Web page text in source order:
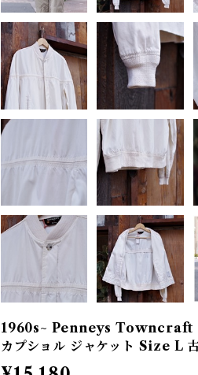
1960s~ Penneys Towncraft
カプショル ジャケット Size L